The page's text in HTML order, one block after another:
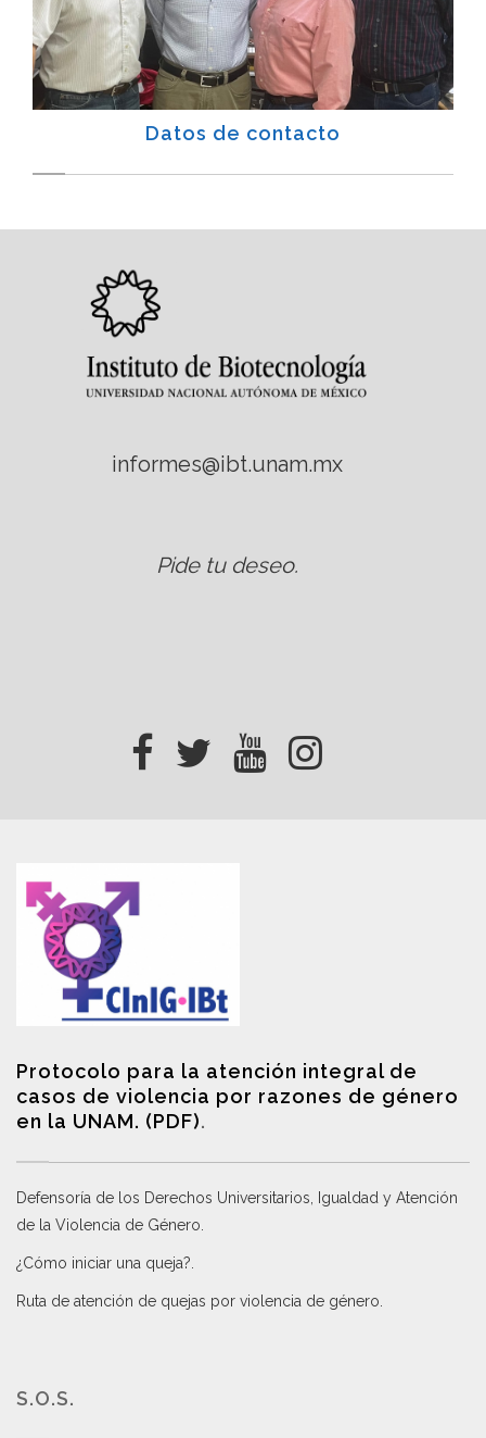
Datos de contacto
informes@ibt.unam.mx
Pide tu deseo.
Protocolo para la atención integral de
casos de violencia por razones de género
en la UNAM. (PDF).
Defensoría de los Derechos Universitarios, Igualdad y Atención
de la Violencia de Género
¿Cómo iniciar una queja?
Ruta de atención de quejas por violencia de género
S.O.S.